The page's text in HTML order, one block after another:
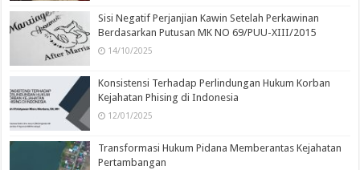
Sisi Negatif Perjanjian Kawin Setelah Perkawinan
Berdasarkan Putusan MK NO 69/PUU-XIII/2015
14/10/2025
Konsistensi Terhadap Perlindungan Hukum Korban
Kejahatan Phising di Indonesia
12/01/2025
Transformasi Hukum Pidana Memberantas Kejahatan
Pertambangan